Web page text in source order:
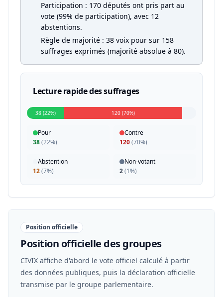
Participation : 170 députés ont pris part au
vote (99% de participation), avec 12
abstentions.
Règle de majorité : 38 voix pour sur 158
suffrages exprimés (majorité absolue à 80).
Lecture rapide des suffrages
38 (22%) 120 (70%)
Pour
38(22%)
Contre
120(70%)
Abstention
12(7%)
Non-votant
2(1%)
Position officielle
Position officielle des groupes
CIVIX affiche d'abord le vote officiel calculé à partir
des données publiques, puis la déclaration officielle
transmise par le groupe parlementaire.